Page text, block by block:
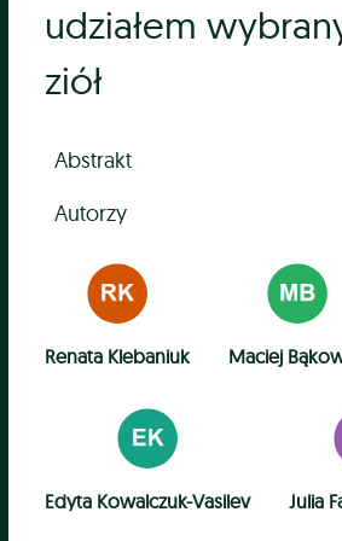
udziałem
ziół
Abstrakt
Autorzy
Renata Klebaniuk Maciej
Edyta Kowalczuk-Vasilev Julia